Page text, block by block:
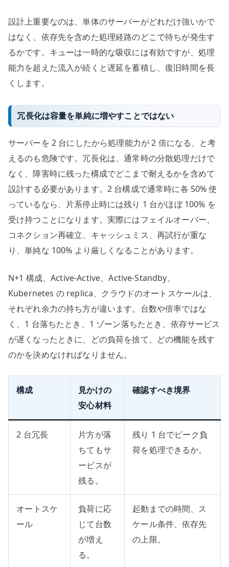
設計上重要なのは、単体のサーバーがどれだけ強いかで
はなく、依存先を含めた処理経路のどこで待ちが発生す
るかです。キューは一時的な吸収には有効ですが、処理
能力を超えた流入が続くと遅延を蓄積し、復旧時間を長
くします。
冗長化は容量を単純に増やすことではない
サーバーを 2 台にしたから処理能力が 2 倍になる、と考
えるのも危険です。冗長化は、通常時の分散処理だけで
なく、障害時に残った構成でどこまで耐えるかを含めて
設計する必要があります。2 台構成で通常時に各 50% 使
っているなら、片系停止時には残り 1 台がほぼ 100% を
受け持つことになります。実際にはフェイルオーバー、
コネクション再確立、キャッシュミス、再試行が重な
り、単純な 100% より厳しくなることがあります。
N+1 構成、Active-Active、Active-Standby、
Kubernetes の replica、クラウドのオートスケールは、
それぞれ余力の持ち方が違います。台数や倍率ではな
く、1 台落ちたとき、1 ゾーン落ちたとき、依存サービス
が遅くなったときに、どの負荷を捨て、どの機能を残す
のかを決めなければなりません。
構成
見かけの
安心材料
確認すべき境界
2 台冗長
片方が落
ちてもサ
ービスが
残る。
残り 1 台でピーク負
荷を処理できるか。
オートスケ
ール
負荷に応
じて台数
が増え
る。
起動までの時間、ス
ケール条件、依存先
の上限。